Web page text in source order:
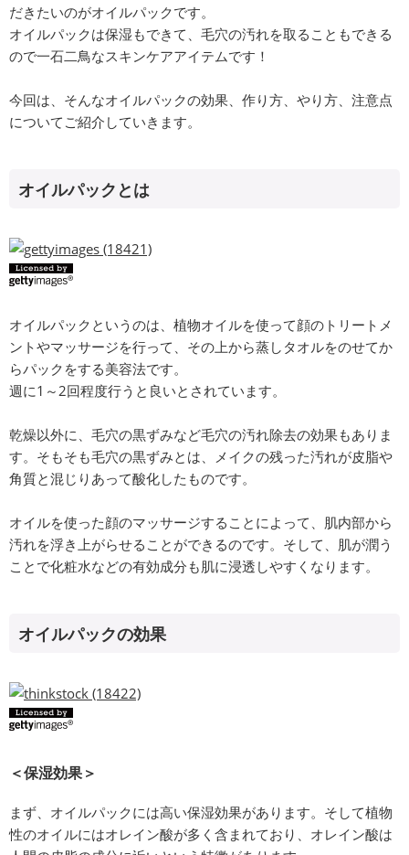
だきたいのがオイルパックです。
オイルパックは保湿もできて、毛穴の汚れを取ることもできる
ので一石二鳥なスキンケアアイテムです！
今回は、そんなオイルパックの効果、作り方、やり方、注意点
についてご紹介していきます。
オイルパックとは
オイルパックというのは、植物オイルを使って顔のトリートメ
ントやマッサージを行って、その上から蒸しタオルをのせてか
らパックをする美容法です。
週に1～2回程度行うと良いとされています。
乾燥以外に、毛穴の黒ずみなど毛穴の汚れ除去の効果もありま
す。そもそも毛穴の黒ずみとは、メイクの残った汚れが皮脂や
角質と混じりあって酸化したものです。
オイルを使った顔のマッサージすることによって、肌内部から
汚れを浮き上がらせることができるのです。そして、肌が潤う
ことで化粧水などの有効成分も肌に浸透しやすくなります。
オイルパックの効果
＜保湿効果＞
まず、オイルパックには高い保湿効果があります。そして植物
性のオイルにはオレイン酸が多く含まれており、オレイン酸は